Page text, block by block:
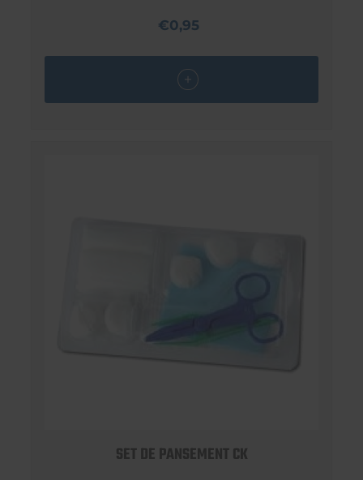
€0,95
SET DE PANSEMENT CK